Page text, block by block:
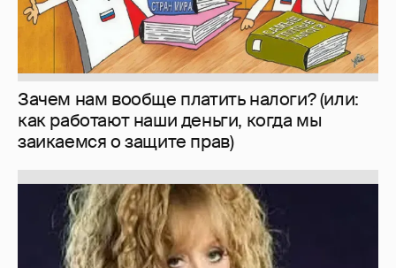
Знаменитости со странным "сексуальным
поведением"
180